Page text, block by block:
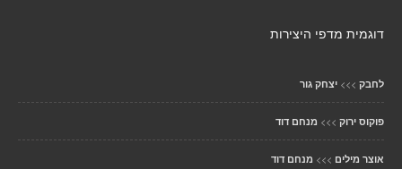
דוגמית מדפי היצירות
לחבק >>> יצחק גור
פוקוס ירוק >>> מנחם דוד
אוצר מילים >>> מנחם דוד